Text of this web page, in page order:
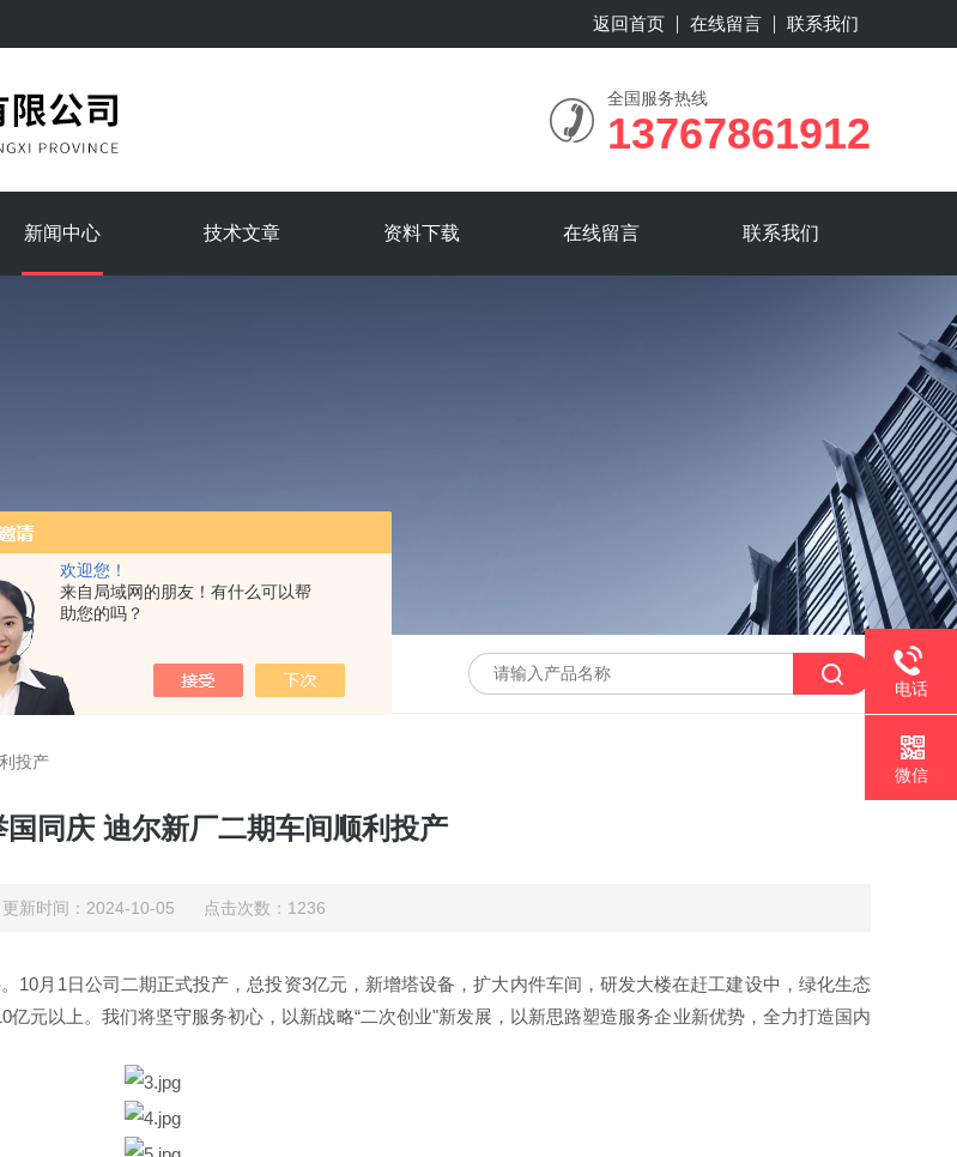
欢迎您！
来自局域网的朋友！有什么可以帮
助您的吗？
返回首页 在线留言 联系我们
全国服务热线
13767861912
新闻中心 技术文章 资料下载 在线留言 联系我们
套装置项目
投产
同庆 迪尔新厂二期车间顺利投产
更新时间：2024-10-05 点击次数：1236
。 10月 1 日公司二期正式投产， 总投资3亿元，新增塔设备，扩大内件车间 ，研发大楼在赶工建设中，绿化生态
亿元以上。我们将坚守服务初心，以新战略“二次创业"新发展，以新思路塑造服务企业新优势，全力打造国内
电话
微信